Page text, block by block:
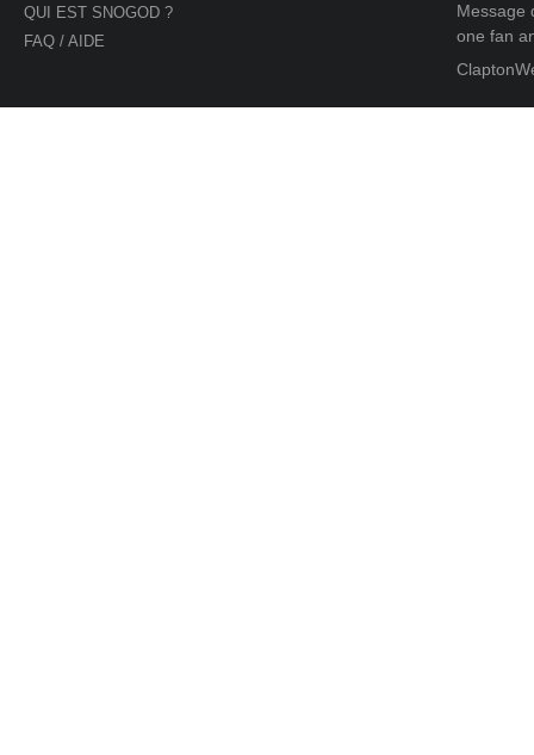
QUI EST SNOGOD ?
FAQ / AIDE
Message
one fan